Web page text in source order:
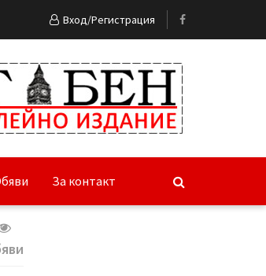
Вход/Регистрация
За контакт